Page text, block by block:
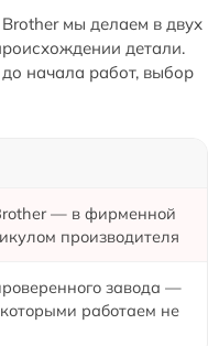
мы делаем в двух
детали.
начала работ, выбор
— в фирменной
производителя
завода —
работаем не